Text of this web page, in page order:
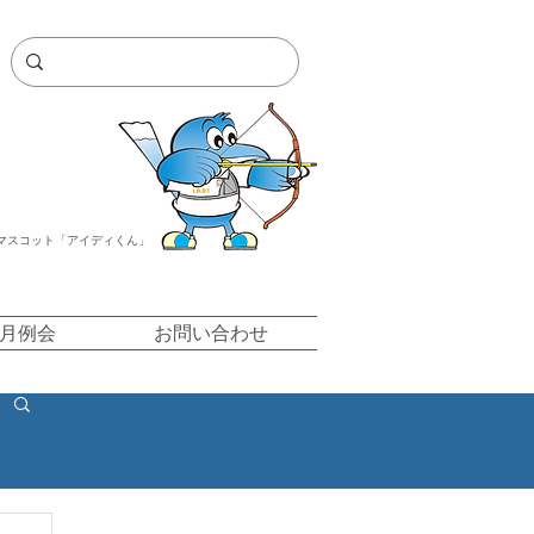
コット「アイディくん」
例会 お問い合わせ